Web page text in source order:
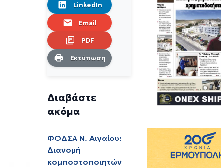
LinkedIn
Email
PDF
Εκτύπωση
Διαβάστε
ακόμα
ΦΟΔΣΑ Ν. Αιγαίου:
Διανομή
κομποστοποιητών